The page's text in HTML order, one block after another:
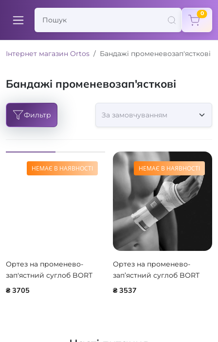
0
Інтернет магазин Ortos Бандажі променевозап'ясткові
Бандажі променевозап'ясткові
Фильтр
НЕМАЄ В НАЯВНОСТІ
Ортез на променево-
зап'ястний суглоб BORT
ManuDisc 102300
₴ 3705
НЕМАЄ В НАЯВНОСТІ
Ортез на променево-
зап’ястний суглоб BORT
select ManuZip volar 112220
₴ 3537